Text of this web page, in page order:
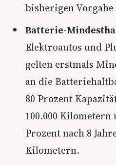
bisherigen
Batterie-
Elektroautos und
gelten erstmals
an die
80 Prozent
100.000 Kilometern
Prozent nach 8
Kilometern.